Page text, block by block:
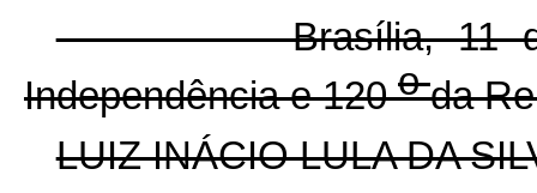
Brasília, 11 de
Independência e 120oda
LUIZ INÁCIO LULA DA